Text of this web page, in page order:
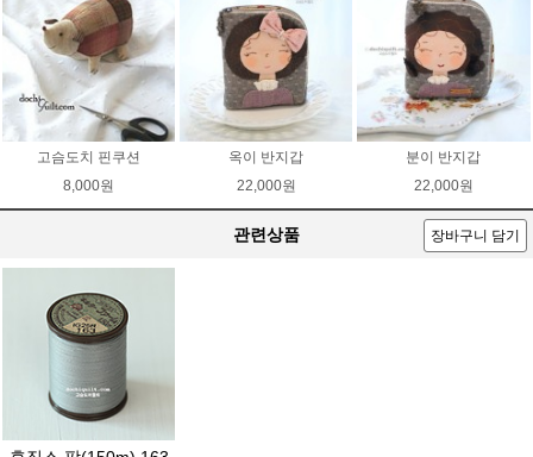
고슴도치 핀쿠션
8,000원
옥이 반지갑
22,000원
분이 반지갑
22,000원
관련상품 장바구니 담기